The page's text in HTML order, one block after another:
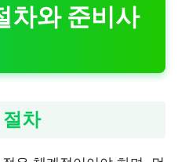
차와 준비사
차